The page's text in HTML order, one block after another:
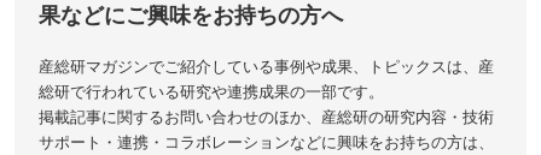
果などにご興味をお持ちの方へ
産総研マガジンでご紹介している事例や成果、トピックスは、産
総研で行われている研究や連携成果の一部です。
掲載記事に関するお問い合わせのほか、産総研の研究内容・技術
サポート・連携・コラボレーションなどに興味をお持ちの方は、